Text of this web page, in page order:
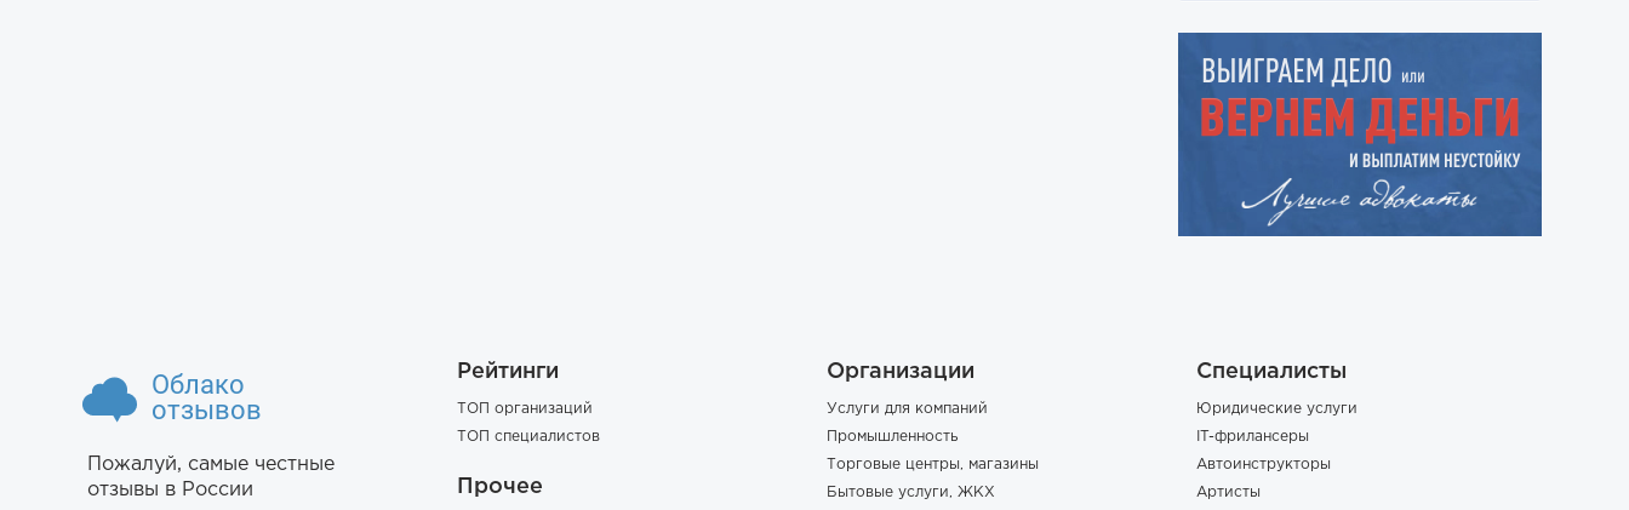
Облако
отзывов
Пожалуй, самые честные
отзывы в России
Рейтинги
ТОП организаций
ТОП специалистов
Прочее
Организации
Услуги для компаний
Промышленность
Торговые центры, магазины
Бытовые услуги, ЖКХ
Специалисты
Юридические услуги
IT-фрилансеры
Автоинструкторы
Артисты